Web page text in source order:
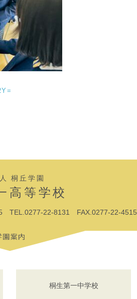
桐丘学園
高等学校
TEL.0277-22-8131 FAX.0277-22-4515
桐生第一中学校